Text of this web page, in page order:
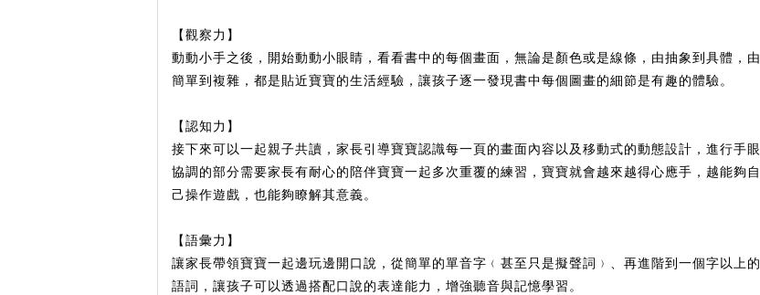
【觀察力】
動動小手之後，開始動動小眼睛，看看書中的每個畫面，無論是顏色或是線條，由抽象到具體，由
簡單到複雜，都是貼近寶寶的生活經驗，讓孩子逐一發現書中每個圖畫的細節是有趣的體驗。
【認知力】
接下來可以一起親子共讀，家長引導寶寶認識每一頁的畫面內容以及移動式的動態設計，進行手眼
協調的部分需要家長有耐心的陪伴寶寶一起多次重覆的練習，寶寶就會越來越得心應手，越能夠自
己操作遊戲，也能夠瞭解其意義。
【語彙力】
讓家長帶領寶寶一起邊玩邊開口說，從簡單的單音字﹙甚至只是擬聲詞﹚、再進階到一個字以上的
語詞，讓孩子可以透過搭配口說的表達能力，增強聽音與記憶學習。